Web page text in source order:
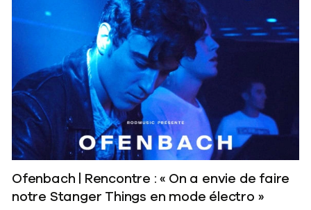
Ofenbach | Rencontre : « On a envie de faire
notre Stanger Things en mode électro »